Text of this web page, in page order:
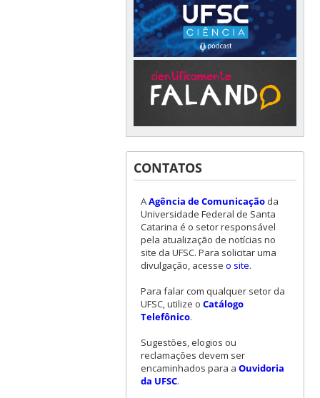
CONTATOS
AAgência de Comunicaçãoda
Universidade Federal de Santa
Catarina é o setor responsável
pela atualização de notícias no
site da UFSC. Para solicitar uma
divulgação, acesse o site.
Para falar com qualquer setor da
UFSC, utilize o Catálogo
Telefônico.
Sugestões, elogios ou
reclamações devem ser
encaminhados para a Ouvidoria
da UFSC.